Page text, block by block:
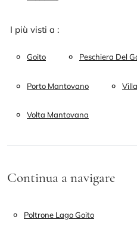
I più visti a :
Goito Peschiera Del
Porto Mantovano
Volta Mantovana
Continua a navigare
Poltrone Lago Goito